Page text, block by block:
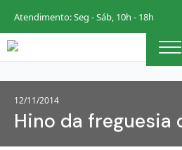
Atendimento: Seg - Sáb, 10h - 18h
12/11/2014
Hino da freguesia